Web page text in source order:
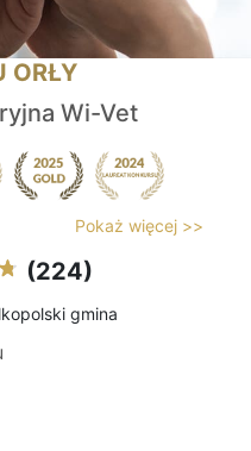
ORŁY
Wi-Vet
Pokaż więcej >>
(224)
gmina